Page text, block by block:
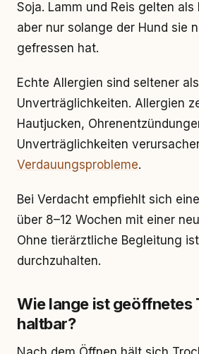
Soja. Lamm und Reis gelten
aber nur solange der Hund sie
gefressen hat.
Echte Allergien sind seltener als
Unverträglichkeiten. Allergien
Hautjucken,
Unverträglichkeiten
Verdauungsprobleme.
Bei Verdacht empfiehlt sich eine
über 8–12 Wochen mit einer
Ohne tierärztliche Begleitung
durchzuhalten.
Wie lange ist geöffnetes
haltbar?